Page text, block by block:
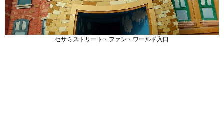
セサミストリート・ファン・ワールド入口